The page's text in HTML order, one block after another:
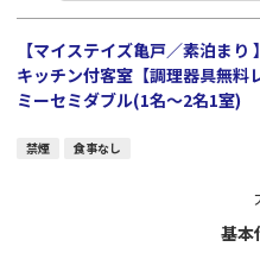
【マイステイズ亀戸／素泊ま
キッチン付客室【調理器具無料
ミーセミダブル(1名～2名1室)
禁煙 食事なし
基本